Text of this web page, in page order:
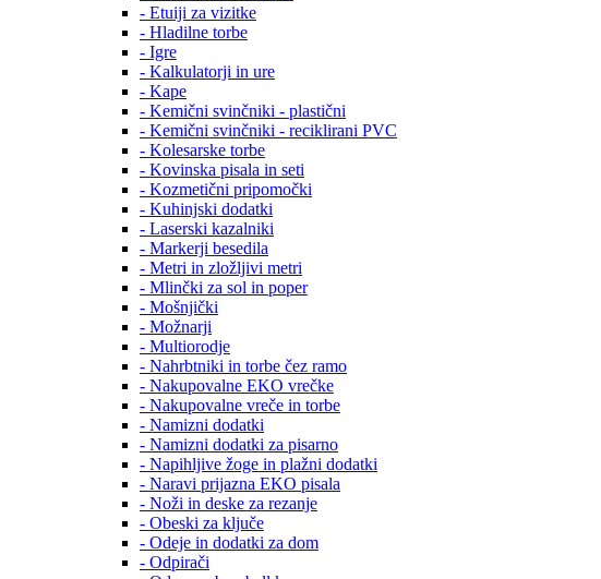
- Etuiji za vizitke
- Hladilne torbe
- Igre
- Kalkulatorji in ure
- Kape
- Kemični svinčniki - plastični
- Kemični svinčniki - reciklirani PVC
- Kolesarske torbe
- Kovinska pisala in seti
- Kozmetični pripomočki
- Kuhinjski dodatki
- Laserski kazalniki
- Markerji besedila
- Metri in zložljivi metri
- Mlinčki za sol in poper
- Mošnjički
- Možnarji
- Multiorodje
- Nahrbtniki in torbe čez ramo
- Nakupovalne EKO vrečke
- Nakupovalne vreče in torbe
- Namizni dodatki
- Namizni dodatki za pisarno
- Napihljive žoge in plažni dodatki
- Naravi prijazna EKO pisala
- Noži in deske za rezanje
- Obeski za ključe
- Odeje in dodatki za dom
- Odpirači